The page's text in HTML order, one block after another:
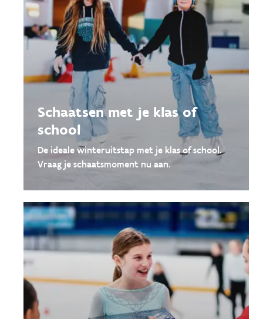
Schaatsen met je klas of
school
De ideale winteruitstap met je klas of school.
Vraag je schaatsmoment nu aan.